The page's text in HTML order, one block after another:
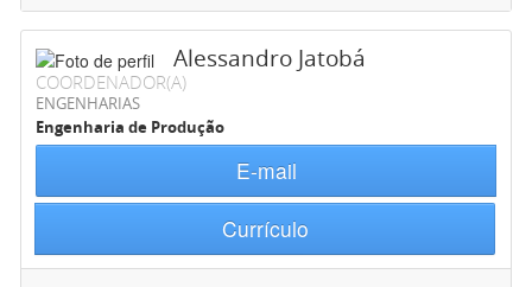
Alessandro Jatobá
COORDENADOR(A)
ENGENHARIAS
Engenharia de Produção
E-mail
Currículo